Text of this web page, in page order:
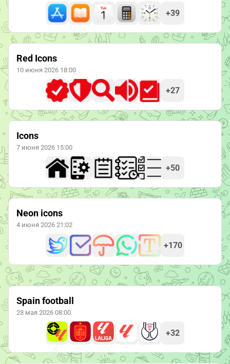
+39
Red Icons
10 июня 2026 18:00
+27
Icons
7 июня 2026 15:00
+50
Neon icons
4 июня 2026 21:02
+170
Spain football
23 мая 2026 08:00
+32